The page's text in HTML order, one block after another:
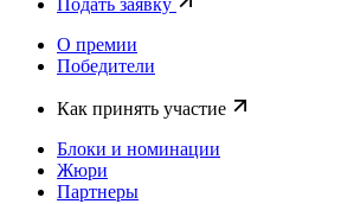
Подать заявку
О премии
Победители
Как принять участие
Блоки и номинации
Жюри
Партнеры